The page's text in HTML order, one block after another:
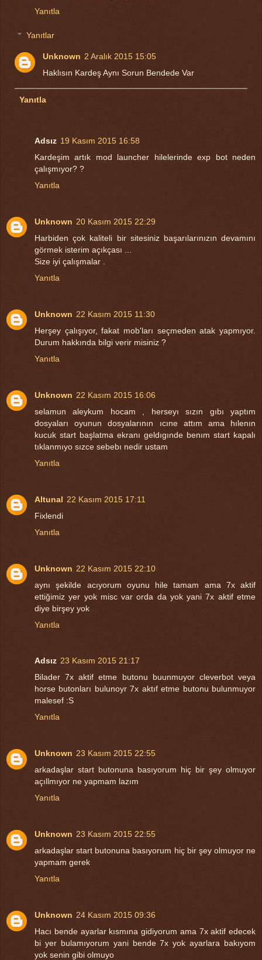
Yanıtla
Yanıtlar
Unknown 2 Aralık 2015 15:05
Haklısın Kardeş Aynı Sorun Bendede Var
Yanıtla
Adsız 19 Kasım 2015 16:58
Kardeşim artık mod launcher hilelerinde exp bot neden
çalışmıyor? ?
Yanıtla
Unknown 20 Kasım 2015 22:29
Harbiden çok kaliteli bir sitesiniz başarılarınızın devamını
görmek isterim açıkçası ...
Size iyi çalışmalar .
Yanıtla
Unknown 22 Kasım 2015 11:30
Herşey çalışıyor, fakat mob'ları seçmeden atak yapmıyor.
Durum hakkında bilgi verir misiniz ?
Yanıtla
Unknown 22 Kasım 2015 16:06
selamun aleykum hocam , herseyı sızın gıbı yaptım
dosyaları oyunun dosyalarının ıcıne attım ama hılenın
kucuk start başlatma ekranı geldıgınde benım start kapalı
tıklanmıyo sızce sebebı nedir ustam
Yanıtla
Altunal 22 Kasım 2015 17:11
Fixlendi
Yanıtla
Unknown 22 Kasım 2015 22:10
aynı şekilde acıyorum oyunu hile tamam ama 7x aktif
ettiğimiz yer yok misc var orda da yok yani 7x aktif etme
diye birşey yok
Yanıtla
Adsız 23 Kasım 2015 21:17
Bilader 7x aktif etme butonu buunmuyor cleverbot veya
horse butonları bulunoyr 7x aktıf etme butonu bulunmuyor
malesef :S
Yanıtla
Unknown 23 Kasım 2015 22:55
arkadaşlar start butonuna basıyorum hiç bir şey olmuyor
açıllmıyor ne yapmam lazım
Yanıtla
Unknown 23 Kasım 2015 22:55
arkadaşlar start butonuna basıyorum hiç bir şey olmuyor ne
yapmam gerek
Yanıtla
Unknown 24 Kasım 2015 09:36
Hacı bende ayarlar kısmına gidiyorum ama 7x aktif edecek
bi yer bulamıyorum yani bende 7x yok ayarlara bakıyom
yok senin gibi olmuyo